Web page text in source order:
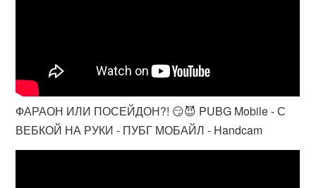
ФАРАОН ИЛИ ПОСЕЙДОН?! 😏😈 PUBG Mobile - С
ВЕБКОЙ НА РУКИ - ПУБГ МОБАЙЛ - Handcam